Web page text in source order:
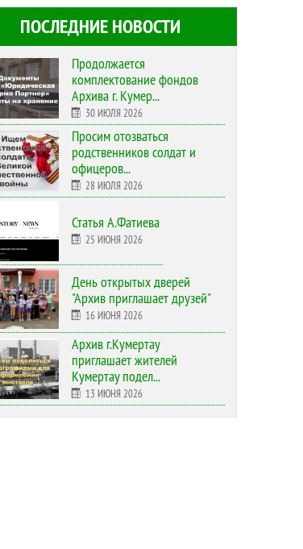
ПОСЛЕДНИЕ НОВОСТИ
Продолжается
комплектование фондов
Архива г. Кумер...
30 ИЮЛЯ 2026
Просим отозваться
родственников солдат и
офицеров...
28 ИЮЛЯ 2026
Статья А.Фатиева
25 ИЮНЯ 2026
День открытых дверей
"Архив приглашает друзей"
16 ИЮНЯ 2026
Архив г.Кумертау
приглашает жителей
Кумертау подел...
13 ИЮНЯ 2026